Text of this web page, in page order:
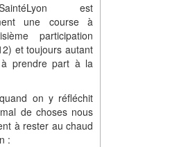
&
est
une course à
participation
et toujours autant
prendre part à la
on y réfléchit
de choses nous
à rester au chaud
: